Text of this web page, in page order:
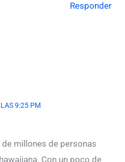
Responder
9:25 PM
millones de personas
Con un poco de